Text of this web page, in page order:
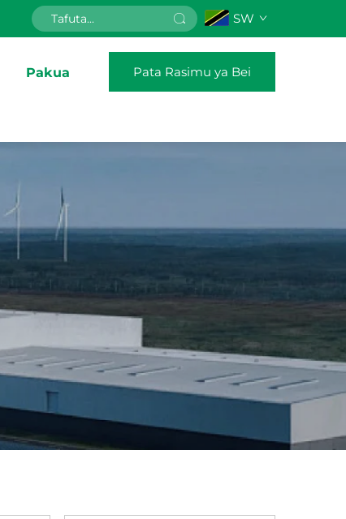
SW
Pakua Pata Rasimu ya Bei